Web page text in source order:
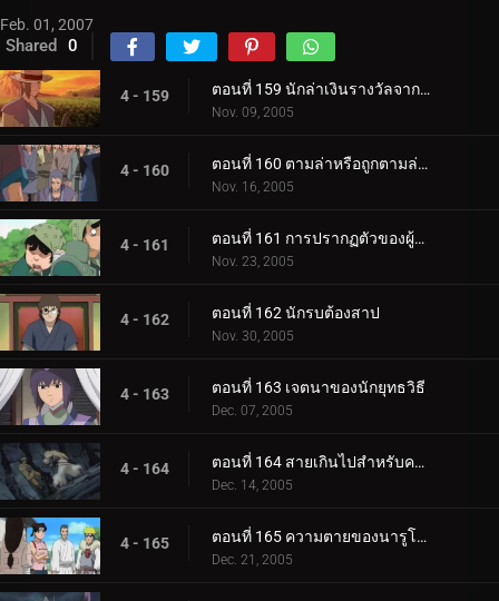
Feb. 01, 2007
Shared 0
4 - 159 ตอนที่ 159 นักล่าเงินรางวัลจากถิ่นทุรกันดาร
Nov. 09, 2005
4 - 160 ตอนที่ 160 ตามล่าหรือถูกตามล่า! การประลองที่ O.K. วัด!
Nov. 16, 2005
4 - 161 ตอนที่ 161 การปรากฏตัวของผู้มาเยือนที่แปลกประหลาด
Nov. 23, 2005
4 - 162 ตอนที่ 162 นักรบต้องสาป
Nov. 30, 2005
4 - 163 ตอนที่ 163 เจตนาของนักยุทธวิธี
Dec. 07, 2005
4 - 164 ตอนที่ 164 สายเกินไปสำหรับความช่วยเหลือ
Dec. 14, 2005
4 - 165 ตอนที่ 165 ความตายของนารูโตะ
Dec. 21, 2005